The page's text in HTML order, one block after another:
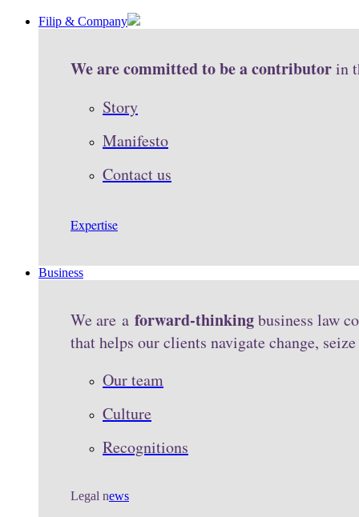
Filip & Company
We are committed to be a contributorin
Story
Manifesto
Contact us
Expertise
Business
We are a forward-thinkingbusiness law
that helps our clients navigate change,
Our team
Culture
Recognitions
Legal news